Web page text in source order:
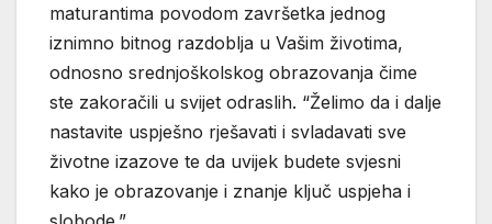
maturantima povodom završetka jednog
iznimno bitnog razdoblja u Vašim životima,
odnosno srednjoškolskog obrazovanja čime
ste zakoračili u svijet odraslih. “Želimo da i dalje
nastavite uspješno rješavati i svladavati sve
životne izazove te da uvijek budete svjesni
kako je obrazovanje i znanje ključ uspjeha i